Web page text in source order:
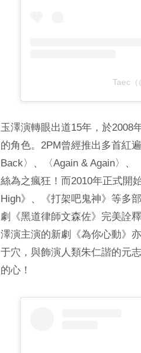
Taec
玉澤演轉眼出道15年，於2008
的角色。2PM曾經推出多首紅
Back〉、〈Again & Again〉
絲為之瘋狂！而2010年正式開
High》、《打架吧鬼神》等多
劇《黑道律師文森佐》完美詮
澤演主演的新劇《為你心動》
于穴，與飾演人類朱仁諧的元
的心！